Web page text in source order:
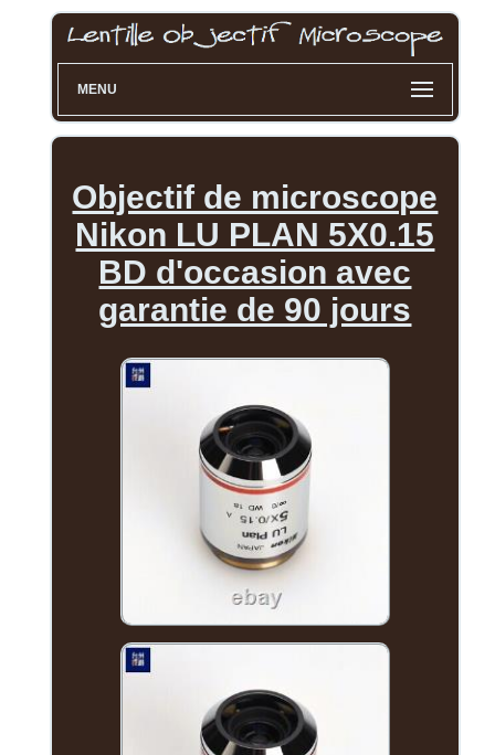
MENU
Objectif de microscope
Nikon LU PLAN 5X0.15
BD d'occasion avec
garantie de 90 jours